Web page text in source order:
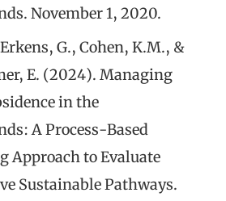
November 1, 2020.
Erkens, G., Cohen, K.M., &
E. (2024). Managing
in the
A Process-Based
Approach to Evaluate
Sustainable Pathways.